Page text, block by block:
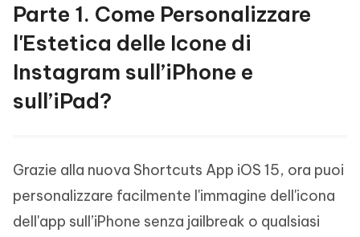
Parte 1. Come Personalizzare
l'Estetica delle Icone di
Instagram sull’iPhone e
sull’iPad?
Grazie alla nuova Shortcuts App iOS 15, ora puoi
personalizzare facilmente l'immagine dell'icona
dell'app sull’iPhone senza jailbreak o qualsiasi